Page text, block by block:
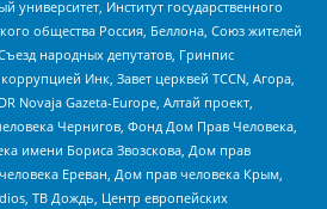
университет, Институт государственного
общества Россия, Беллона, Союз жителей
народных депутатов, Гринпис
Инк, Завет церквей TCCN, Агора,
Novaja Gazeta-Europe, Алтай проект,
Чернигов, Фонд Дом Прав Человека,
имени Бориса Звозскова, Дом прав
Ереван, Дом прав человека Крым,
ТВ Дождь, Центр европейских